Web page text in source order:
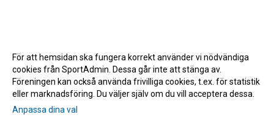
För att hemsidan ska fungera korrekt använder vi nödvändiga
cookies från SportAdmin. Dessa går inte att stänga av.
Föreningen kan också använda frivilliga cookies, t.ex. för statistik
eller marknadsföring. Du väljer själv om du vill acceptera dessa.
Anpassa dina val